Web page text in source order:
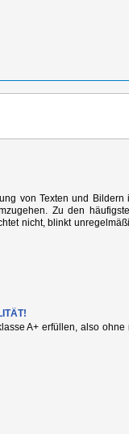
von Texten und Bildern
Zu den
nicht, blinkt
A+ erfüllen, also